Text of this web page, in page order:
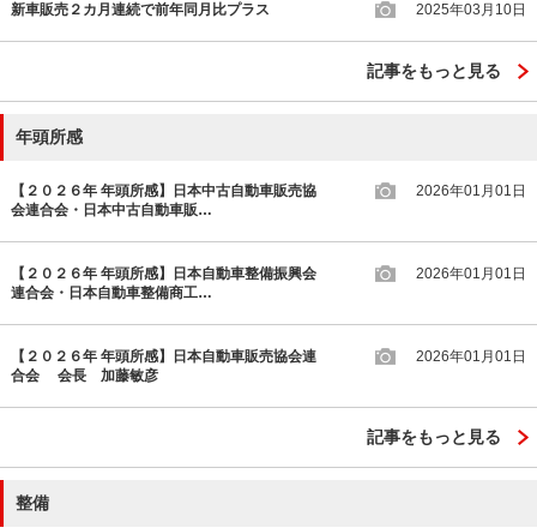
新車販売２カ月連続で前年同月比プラス 2025年03月10日
記事をもっと見る
年頭所感
【２０２６年 年頭所感】日本中古自動車販売協
会連合会・日本中古自動車販…
2026年01月01日
【２０２６年 年頭所感】日本自動車整備振興会
連合会・日本自動車整備商工…
2026年01月01日
【２０２６年 年頭所感】日本自動車販売協会連
合会 会長 加藤敏彦
2026年01月01日
記事をもっと見る
整備